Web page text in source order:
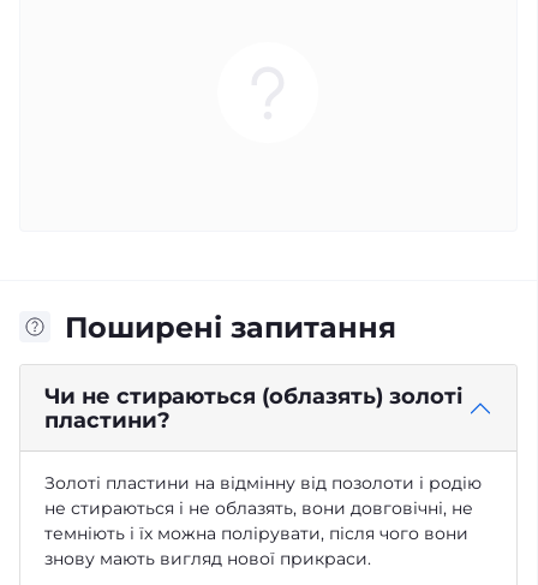
Поширені запитання
Чи не стираються (облазять) золоті
пластини?
Золоті пластини на відмінну від позолоти і родію
не стираються і не облазять, вони довговічні, не
темніють і їх можна полірувати, після чого вони
знову мають вигляд нової прикраси.